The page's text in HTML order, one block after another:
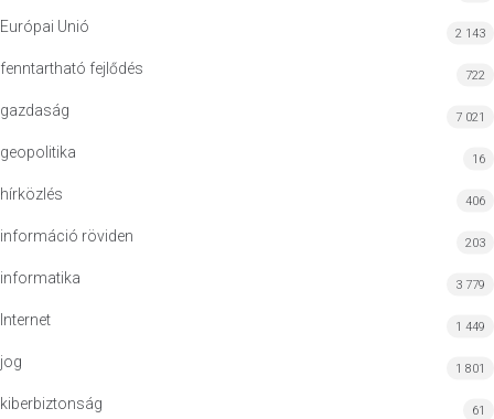
Európai Unió 2 143
fenntartható fejlődés 722
gazdaság 7 021
geopolitika 16
hírközlés 406
információ röviden 203
informatika 3 779
Internet 1 449
jog 1 801
kiberbiztonság 61